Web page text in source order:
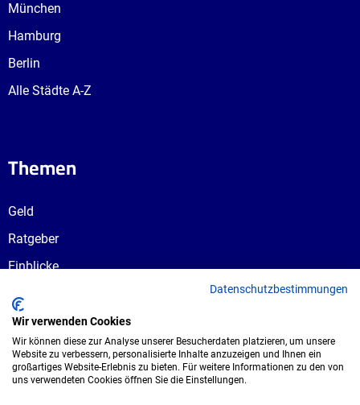
München
Hamburg
Berlin
Alle Städte A-Z
Themen
Geld
Ratgeber
Einblicke
Ausbildungswege
Berufswahl
Datenschutzbestimmungen
Wir verwenden Cookies
Wir können diese zur Analyse unserer Besucherdaten platzieren, um unsere
Website zu verbessern, personalisierte Inhalte anzuzeigen und Ihnen ein
großartiges Website-Erlebnis zu bieten. Für weitere Informationen zu den von
uns verwendeten Cookies öffnen Sie die Einstellungen.